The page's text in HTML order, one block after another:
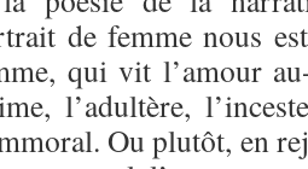
de femme nous
qui vit l’amour
l’adultère,
Ou plutôt, en